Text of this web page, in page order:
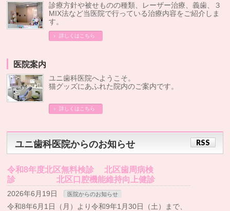
診療方針や被せものの種類、レーザー治療、義歯、３
MIX法など当医院で行っている治療内容をご紹介しま
す。
詳しくはこちら
医院案内
ユニ歯科医院へようこそ。
猫グッズにあふれた院内のご案内です。
詳しくはこちら
ユニ歯科医院からのお知らせ RSS
令和8年度北区無料検診 北区歯周病検
診 北区口腔機能維持向上健診
2026年6月19日 医院からのお知らせ
令和8年6月1日（月）より令和9年1月30日（土）まで、